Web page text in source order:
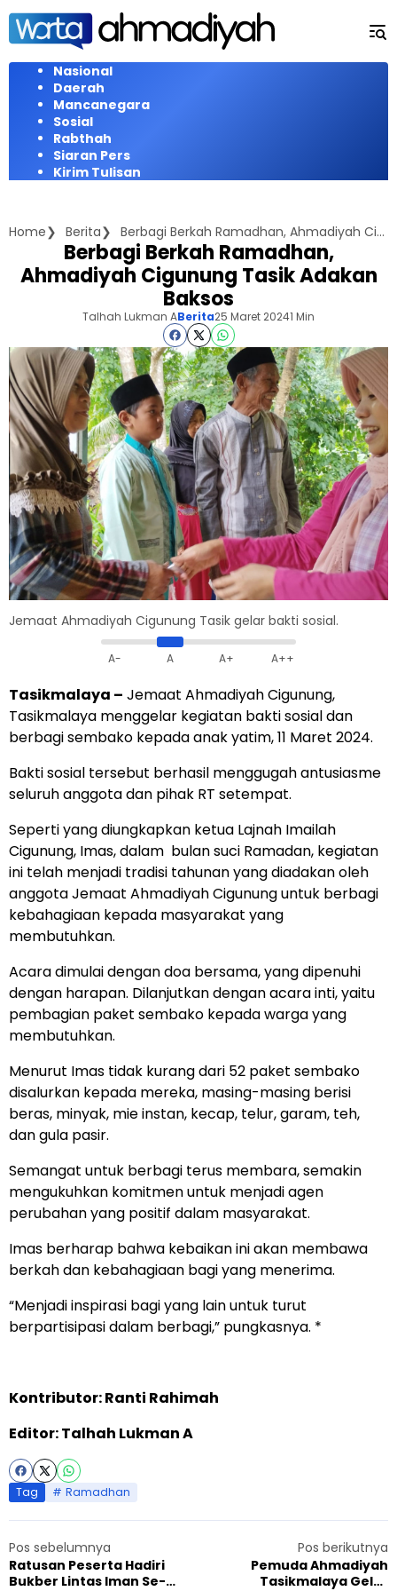
Langsung
konten
Nasional
Daerah
Mancanegara
Sosial
Rabthah
Siaran Pers
Kirim Tulisan
Home Berita Berbagi Berkah Ramadhan, Ahmadiyah Cigunung Tasik Adakan Baksos
Berbagi Berkah Ramadhan,
Ahmadiyah Cigunung Tasik Adakan
Baksos
Talhah Lukman ABerita25 Maret 20241 Min
Jemaat Ahmadiyah Cigunung Tasik gelar bakti sosial.
A- A A+ A++
Tasikmalaya – Jemaat Ahmadiyah Cigunung,
Tasikmalaya menggelar kegiatan bakti sosial dan
berbagi sembako kepada anak yatim, 11 Maret 2024.
Bakti sosial tersebut berhasil menggugah antusiasme
seluruh anggota dan pihak RT setempat.
Seperti yang diungkapkan ketua Lajnah Imailah
Cigunung, Imas, dalam bulan suci Ramadan, kegiatan
ini telah menjadi tradisi tahunan yang diadakan oleh
anggota Jemaat Ahmadiyah Cigunung untuk berbagi
kebahagiaan kepada masyarakat yang
membutuhkan.
Acara dimulai dengan doa bersama, yang dipenuhi
dengan harapan. Dilanjutkan dengan acara inti, yaitu
pembagian paket sembako kepada warga yang
membutuhkan.
Menurut Imas tidak kurang dari 52 paket sembako
disalurkan kepada mereka, masing-masing berisi
beras, minyak, mie instan, kecap, telur, garam, teh,
dan gula pasir.
Semangat untuk berbagi terus membara, semakin
mengukuhkan komitmen untuk menjadi agen
perubahan yang positif dalam masyarakat.
Imas berharap bahwa kebaikan ini akan membawa
berkah dan kebahagiaan bagi yang menerima.
“Menjadi inspirasi bagi yang lain untuk turut
berpartisipasi dalam berbagi,” pungkasnya. *
Kontributor: Ranti Rahimah
Editor: Talhah Lukman A
Tag Ramadhan
Pos sebelumnya
Ratusan Peserta Hadiri
Bukber Lintas Iman Se-
Pos berikutnya
Pemuda Ahmadiyah
Tasikmalaya Gelar